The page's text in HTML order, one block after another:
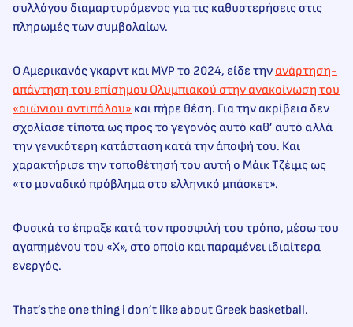
συλλόγου διαμαρτυρόμενος για τις καθυστερήσεις στις
πληρωμές των συμβολαίων.
Ο Αμερικανός γκαρντ και MVP το 2024, είδε την ανάρτηση-
απάντηση του επίσημου Ολυμπιακού στην ανακοίνωση του
«αιώνιου αντιπάλου» και πήρε θέση. Για την ακρίβεια δεν
σχολίασε τίποτα ως προς το γεγονός αυτό καθ’ αυτό αλλά
την γενικότερη κατάσταση κατά την άποψή του. Και
χαρακτήρισε την τοποθέτησή του αυτή ο Μάικ Τζέιμς ως
«το μοναδικό πρόβλημα στο ελληνικό μπάσκετ».
Φυσικά το έπραξε κατά τον προσφιλή του τρόπο, μέσω του
αγαπημένου του «Χ», στο οποίο και παραμένει ιδιαίτερα
ενεργός.
That’s the one thing i don’t like about Greek basketball.